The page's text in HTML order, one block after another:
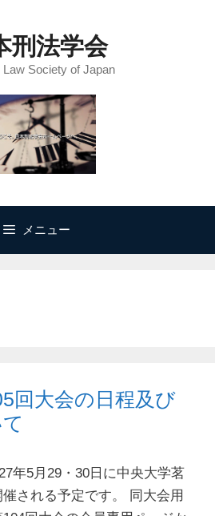
刑法学会
Law Society of Japan
メニュー
回大会の日程及び
年5月29・30日に中央大学茗
される予定です。 同大会用